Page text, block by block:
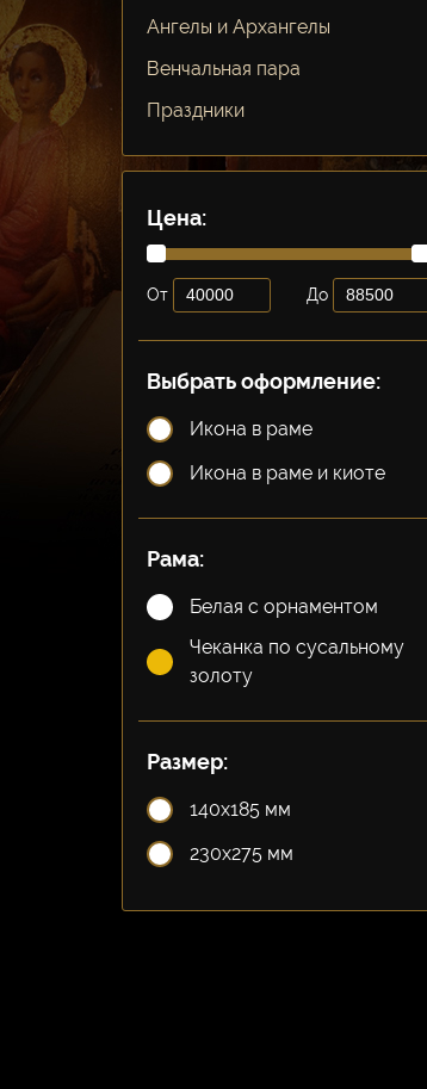
Ангелы и Архангелы
Венчальная пара
Праздники
Цена:
От До
Выбрать оформление:
Икона в раме
Икона в раме и киоте
Рама:
Белая с орнаментом
Чеканка по сусальному
золоту
Размер:
140х185 мм
230х275 мм